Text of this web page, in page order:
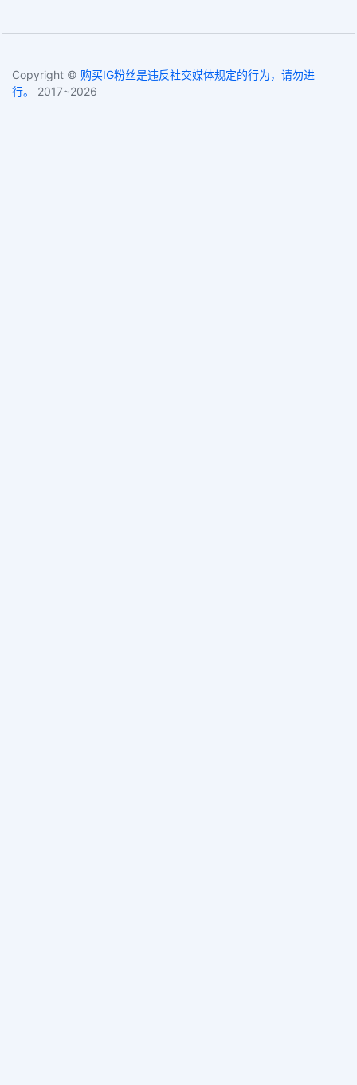
Copyright © 购买IG粉丝是违反社交媒体规定的行为，请勿进
行。
2017~2026